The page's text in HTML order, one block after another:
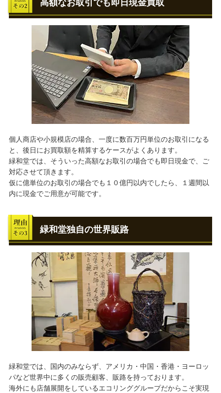
高額なお取引でも即日現金買取
個人商店や小規模店の場合、一度に数百万円単位のお取引になる
と、後日にお買取額を精算するケースがよくあります。
緑和堂では、そういった高額なお取引の場合でも即日現金で、ご
対応させて頂きます。
仮に億単位のお取引の場合でも１０億円以内でしたら、１週間以
内に現金でご用意が可能です。
緑和堂独自の世界販路
緑和堂では、国内のみならず、アメリカ・中国・香港・ヨーロッ
パなど世界中に多くの販売顧客、販路を持っております。
海外にも店舗展開をしているエコリンググループだからこそ実現